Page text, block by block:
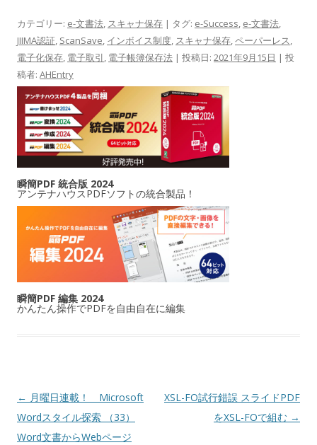
カテゴリー: e-文書法, スキャナ保存 | タグ: e-Success, e-文書法,
JIIMA認証, ScanSave, インボイス制度, スキャナ保存,ペーパーレス,
電子化保存, 電子取引, 電子帳簿保存法 | 投稿日: 2021年9月15日 | 投
稿者: AHEntry
瞬簡PDF 統合版 2024
アンテナハウスPDFソフトの統合製品！
瞬簡PDF 編集 2024
かんたん操作でPDFを自由自在に編集
投稿ナビゲーション
← 月曜日連載！ Microsoft
Wordスタイル探索 （33）
Word文書からWebページ
XSL-FO試行錯誤 スライドPDF
をXSL-FOで組む →